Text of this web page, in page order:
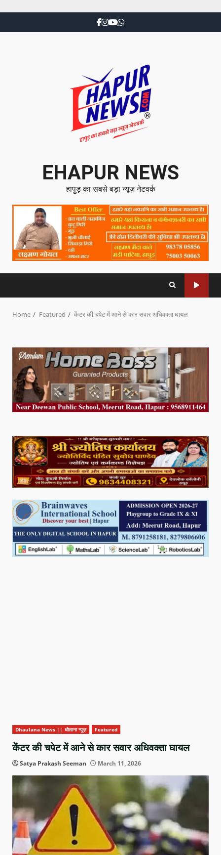
EHAPUR NEWS
हापुड़ का सबसे बड़ा न्यूज़ नेटवर्क
Home Featured केंटर की चपेट में आने से कार सवार अधिवक्ता घायल
Dhaulana News || धौलाना न्यूज़ Featured
केंटर की चपेट में आने से कार सवार अधिवक्ता घायल
Satya Prakash Seeman March 11, 2026